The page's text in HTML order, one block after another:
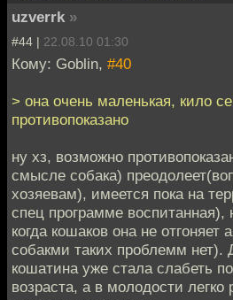
uzverrk »
#44 | 22.08.10 01:30
Кому: Goblin, #40
> она очень маленькая, кило
противопоказано
ну хз, возможно
смысле собака)
хозяевам), имеется пока на
спец программе
когда кошаков она не отгоняет
собакми таких проблемм нет).
кошатина уже стала слабеть
возраста, а в молодости